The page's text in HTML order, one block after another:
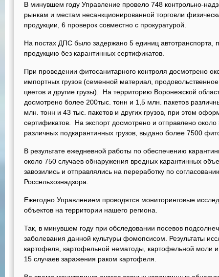
В минувшем году Управление провело 748 контрольно-
рынкам и местам несанкционированной торговли
продукции, 6 проверок совместно с прокуратурой.
На постах ДПС было задержано 5 единиц автотранспорта,
продукцию без карантинных сертификатов.
При проведении фитосанитарного контроля досмотрено
импортных грузов (семенной материал,
цветов и другие грузы). На территорию Воронежской
досмотрено более 200тыс. тонн и 1,5 млн. пакетов
млн. тонн и 43 тыс. пакетов и других грузов, при этом
сертификатов. На экспорт досмотрено и отправлено
различных подкарантинных грузов, выдано более 7500
В результате ежедневной работы по обеспечению
около 750 случаев обнаружения вредных карантинных
завозились и отправлялись на переработку по
Россельхознадзора.
Ежегодно Управлением проводятся мониторинговые
объектов на территории нашего региона.
Так, в минувшем году при обследовании посевов
заболевания данной культуры фомопсисом. Результаты
картофеля, картофельной нематоды, картофельной моли
15 случаев заражения раком картофеля.